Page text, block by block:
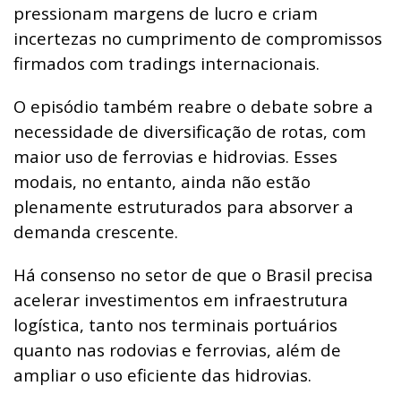
pressionam margens de lucro e criam
incertezas no cumprimento de compromissos
firmados com tradings internacionais.
O episódio também reabre o debate sobre a
necessidade de diversificação de rotas, com
maior uso de ferrovias e hidrovias. Esses
modais, no entanto, ainda não estão
plenamente estruturados para absorver a
demanda crescente.
Há consenso no setor de que o Brasil precisa
acelerar investimentos em infraestrutura
logística, tanto nos terminais portuários
quanto nas rodovias e ferrovias, além de
ampliar o uso eficiente das hidrovias.